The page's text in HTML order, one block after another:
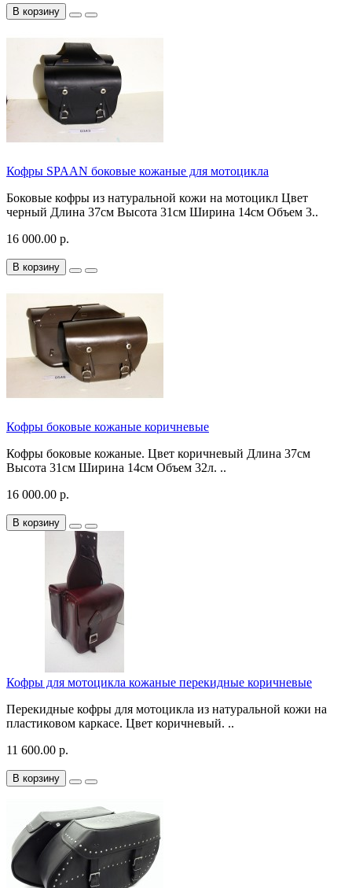
В корзину
Кофры SPAAN боковые кожаные для мотоцикла
Боковые кофры из натуральной кожи на мотоцикл Цвет
черный Длина 37см Высота 31см Ширина 14см Объем 3..
16 000.00 р.
В корзину
Кофры боковые кожаные коричневые
Кофры боковые кожаные. Цвет коричневый Длина 37см
Высота 31см Ширина 14см Объем 32л. ..
16 000.00 р.
В корзину
Кофры для мотоцикла кожаные перекидные коричневые
Перекидные кофры для мотоцикла из натуральной кожи на
пластиковом каркасе. Цвет коричневый. ..
11 600.00 р.
В корзину